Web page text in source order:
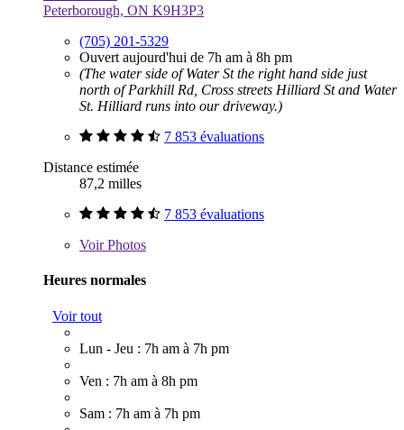
Peterborough, ON K9H3P3
(705) 201-5329
Ouvert aujourd'hui de 7h am à 8h pm
(The water side of Water St the right hand side just
north of Parkhill Rd, Cross streets Hilliard St and Water
St. Hilliard runs into our driveway.)
7 853 évaluations
Distance estimée
87,2 milles
7 853 évaluations
VoirPhotos
Heures normales
Voir tout
Lun - Jeu : 7h am à 7h pm
Ven : 7h am à 8h pm
Sam : 7h am à 7h pm